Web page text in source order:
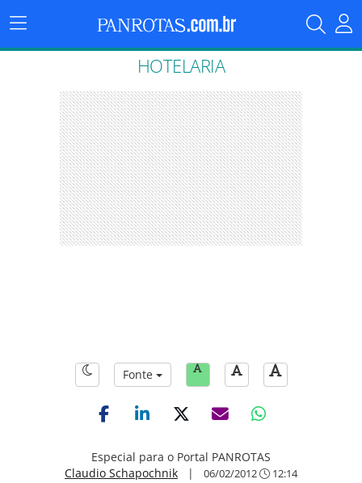
Menu
Principal
HOTELARIA
Fonte
Especial para o Portal PANROTAS
Claudio Schapochnik | 06/02/2012 12:14